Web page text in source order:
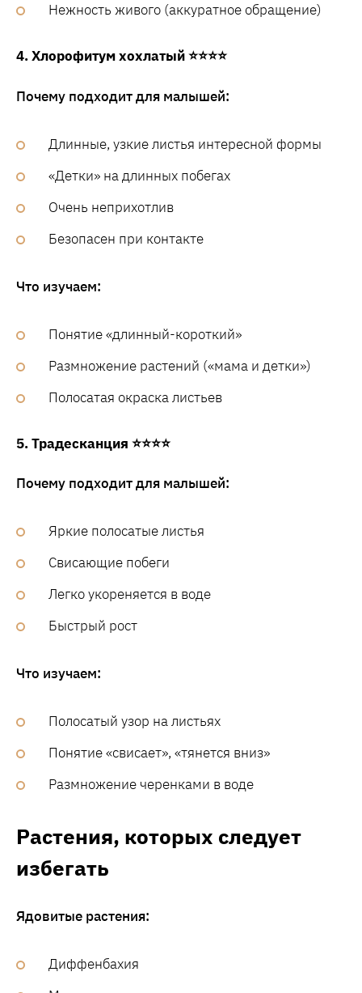
Нежность живого (аккуратное обращение)
4. Хлорофитум хохлатый ⭐⭐⭐⭐
Почему подходит для малышей:
Длинные, узкие листья интересной формы
«Детки» на длинных побегах
Очень неприхотлив
Безопасен при контакте
Что изучаем:
Понятие «длинный-короткий»
Размножение растений («мама и детки»)
Полосатая окраска листьев
5. Традесканция ⭐⭐⭐⭐
Почему подходит для малышей:
Яркие полосатые листья
Свисающие побеги
Легко укореняется в воде
Быстрый рост
Что изучаем:
Полосатый узор на листьях
Понятие «свисает», «тянется вниз»
Размножение черенками в воде
Растения, которых следует
избегать
Ядовитые растения:
Диффенбахия